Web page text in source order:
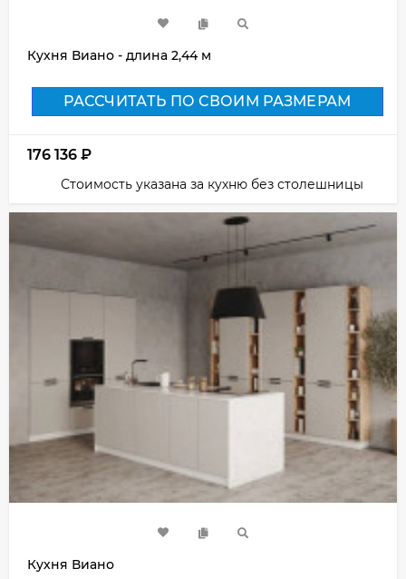
Кухня Виано - длина 2,44 м
РАССЧИТАТЬ ПО СВОИМ РАЗМЕРАМ
176 136 ₽
Стоимость указана за кухню без столешницы
Кухня Виано